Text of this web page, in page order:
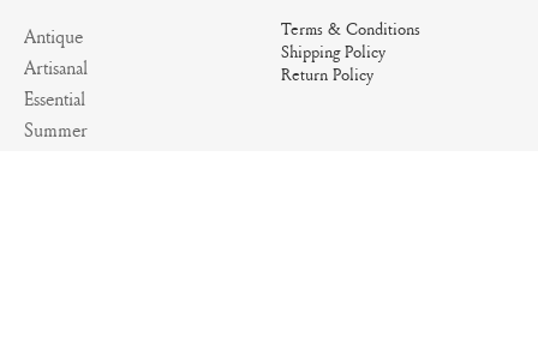
Terms & Conditions
Shipping Policy
Return Policy
Antique
Artisanal
Essential
Summer